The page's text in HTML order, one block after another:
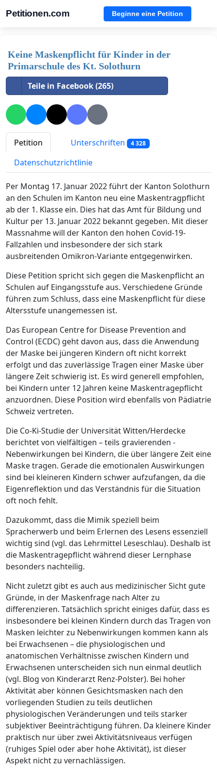
Petitionen.com Beginne eine Petition
Keine Maskenpflicht für Kinder in der
Primarschule des Kt. Solothurn
Teile in Facebook (265)
Petition Unterschriften 4 328
Datenschutzrichtlinie
Per Montag 17. Januar 2022 führt der Kanton Solothurn
an den Schulen im Kanton neu eine Maskentragpflicht
ab der 1. Klasse ein. Dies hat das Amt für Bildung und
Kultur per 13. Januar 2022 bekannt gegeben. Mit dieser
Massnahme will der Kanton den hohen Covid-19-
Fallzahlen und insbesondere der sich stark
ausbreitenden Omikron-Variante entgegenwirken.
Diese Petition spricht sich gegen die Maskenpflicht an
Schulen auf Eingangsstufe aus. Verschiedene Gründe
führen zum Schluss, dass eine Maskenpflicht für diese
Altersstufe unangemessen ist.
Das European Centre for Disease Prevention and
Control (ECDC) geht davon aus, dass die Anwendung
der Maske bei jüngeren Kindern oft nicht korrekt
erfolgt und das zuverlässige Tragen einer Maske über
längere Zeit schwierig ist. Es wird generell empfohlen,
bei Kindern unter 12 Jahren keine Maskentragepflicht
anzuordnen. Diese Position wird ebenfalls von Pädiatrie
Schweiz vertreten.
Die Co-Ki-Studie der Universität Witten/Herdecke
berichtet von vielfältigen – teils gravierenden -
Nebenwirkungen bei Kindern, die über längere Zeit eine
Maske tragen. Gerade die emotionalen Auswirkungen
sind bei kleineren Kindern schwer aufzufangen, da die
Eigenreflektion und das Verständnis für die Situation
oft noch fehlt.
Dazukommt, dass die Mimik speziell beim
Spracherwerb und beim Erlernen des Lesens essenziell
wichtig sind (vgl. das Lehrmittel Leseschlau). Deshalb ist
die Maskentragepflicht während dieser Lernphase
besonders nachteilig.
Nicht zuletzt gibt es auch aus medizinischer Sicht gute
Gründe, in der Maskenfrage nach Alter zu
differenzieren. Tatsächlich spricht einiges dafür, dass es
insbesondere bei kleinen Kindern durch das Tragen von
Masken leichter zu Nebenwirkungen kommen kann als
bei Erwachsenen – die physiologischen und
anatomischen Verhältnisse zwischen Kindern und
Erwachsenen unterscheiden sich nun einmal deutlich
(vgl. Blog von Kinderarzt Renz-Polster). Bei hoher
Aktivität aber können Gesichtsmasken nach den
vorliegenden Studien zu teils deutlichen
physiologischen Veränderungen und teils starker
subjektiver Beeinträchtigung führen. Da kleinere Kinder
praktisch nur über zwei Aktivitätsniveaus verfügen
(ruhiges Spiel oder aber hohe Aktivität), ist dieser
Aspekt nicht zu vernachlässigen.